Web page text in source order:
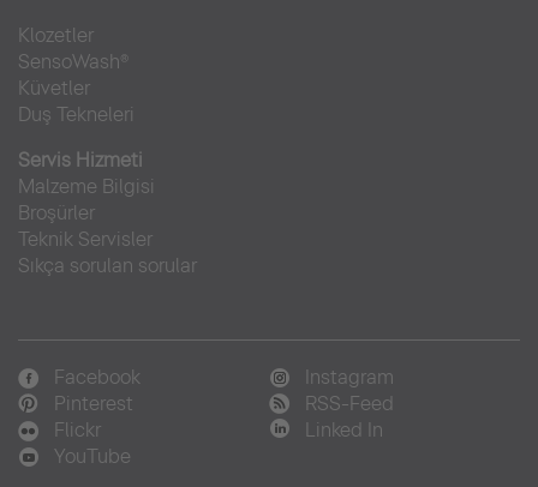
Klozetler
SensoWash®
Küvetler
Duş Tekneleri
Servis Hizmeti
Malzeme Bilgisi
Broşürler
Teknik Servisler
Sıkça sorulan sorular
Facebook
Instagram
Pinterest
RSS-Feed
Flickr
Linked In
YouTube